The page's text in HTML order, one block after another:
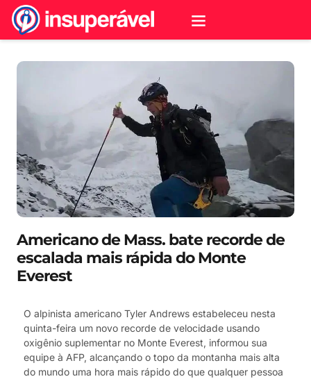
Americano de Mass. bate recorde de
escalada mais rápida do Monte
Everest
O alpinista americano Tyler Andrews estabeleceu nesta
quinta-feira um novo recorde de velocidade usando
oxigênio suplementar no Monte Everest, informou sua
equipe à AFP, alcançando o topo da montanha mais alta
do mundo uma hora mais rápido do que qualquer pessoa